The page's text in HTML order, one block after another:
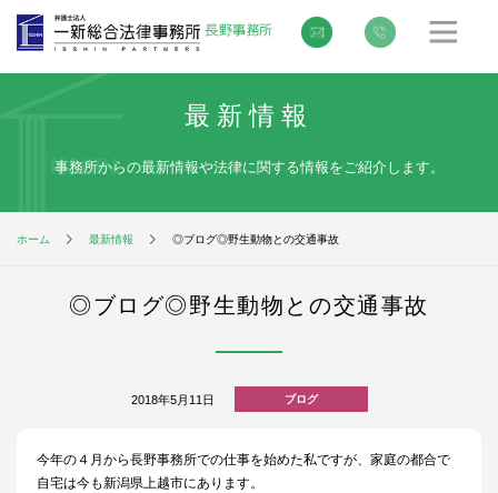
最新情報
事務所からの最新情報や法律に関する情報をご紹介します。
ホーム 最新情報 ◎ブログ◎野生動物との交通事故
◎ブログ◎野生動物との交通事故
2018年5月11日 ブログ
今年の４月から長野事務所での仕事を始めた私ですが、家庭の都合で
自宅は今も新潟県上越市にあります。